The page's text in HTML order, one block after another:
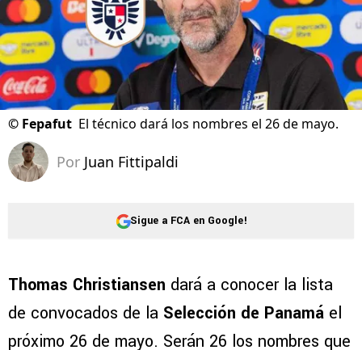
© Fepafut El técnico dará los nombres el 26 de mayo.
Por Juan Fittipaldi
Sigue a FCA en Google!
Thomas Christiansen dará a conocer la lista
de convocados de la Selección de Panamá el
próximo 26 de mayo. Serán 26 los nombres que